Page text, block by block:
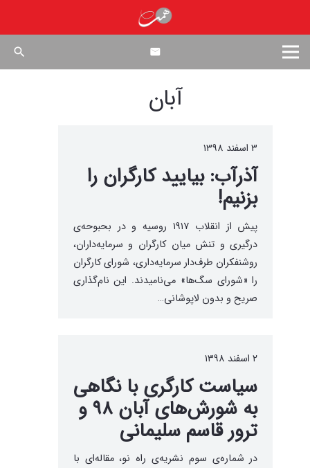
search
آبان
۳ اسفند ۱۳۹۸
آذرآب: بیایید کارگران را
بزنیم!
پیش از انقلاب ۱۹۱۷ روسیه و در بحبوحه‌ی
درگیری و تنش میان کارگران و سرمایه‌داران،
روشنفکران طرف‌دار سرمایه‌داری، شورای کارگران
را «شورای سگ‌ها» می‌نامیدند. این نام‌گذاری
صریح و بدون لاپوشانی…
۲ اسفند ۱۳۹۸
سیاست کارگری با نگاهی
به شورش‌های آبان ۹۸ و
ترور قاسم سلیمانی
در شماره‌ی سوم نشریه‌ی راه نو، مقاله‌ای با